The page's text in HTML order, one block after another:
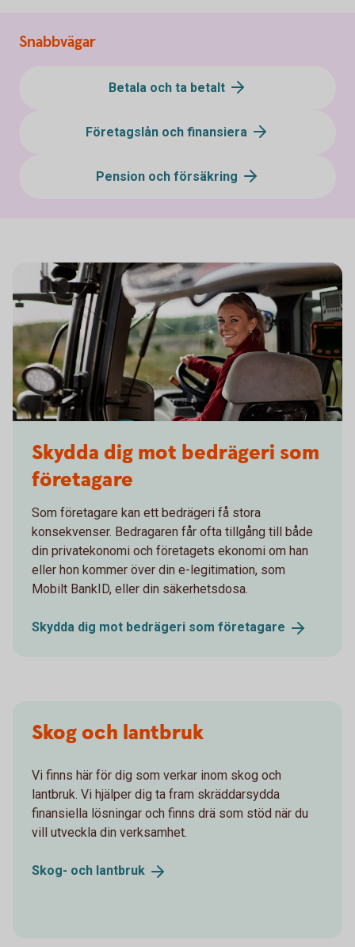
Snabbvägar
Betala och ta betalt
Företagslån och finansiera
Pension och försäkring
Skydda dig mot bedrägeri som
företagare
Som företagare kan ett bedrägeri få stora
konsekvenser. Bedragaren får ofta tillgång till både
din privatekonomi och företagets ekonomi om han
eller hon kommer över din e-legitimation, som
Mobilt BankID, eller din säkerhetsdosa.
Skydda dig mot bedrägeri som företagare
Skog och lantbruk
Vi finns här för dig som verkar inom skog och
lantbruk. Vi hjälper dig ta fram skräddarsydda
finansiella lösningar och finns drä som stöd när du
vill utveckla din verksamhet.
Skog- och lantbruk